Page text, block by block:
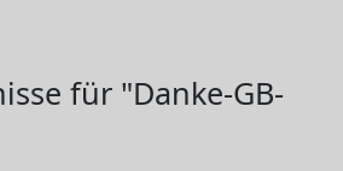
für "Danke-GB-